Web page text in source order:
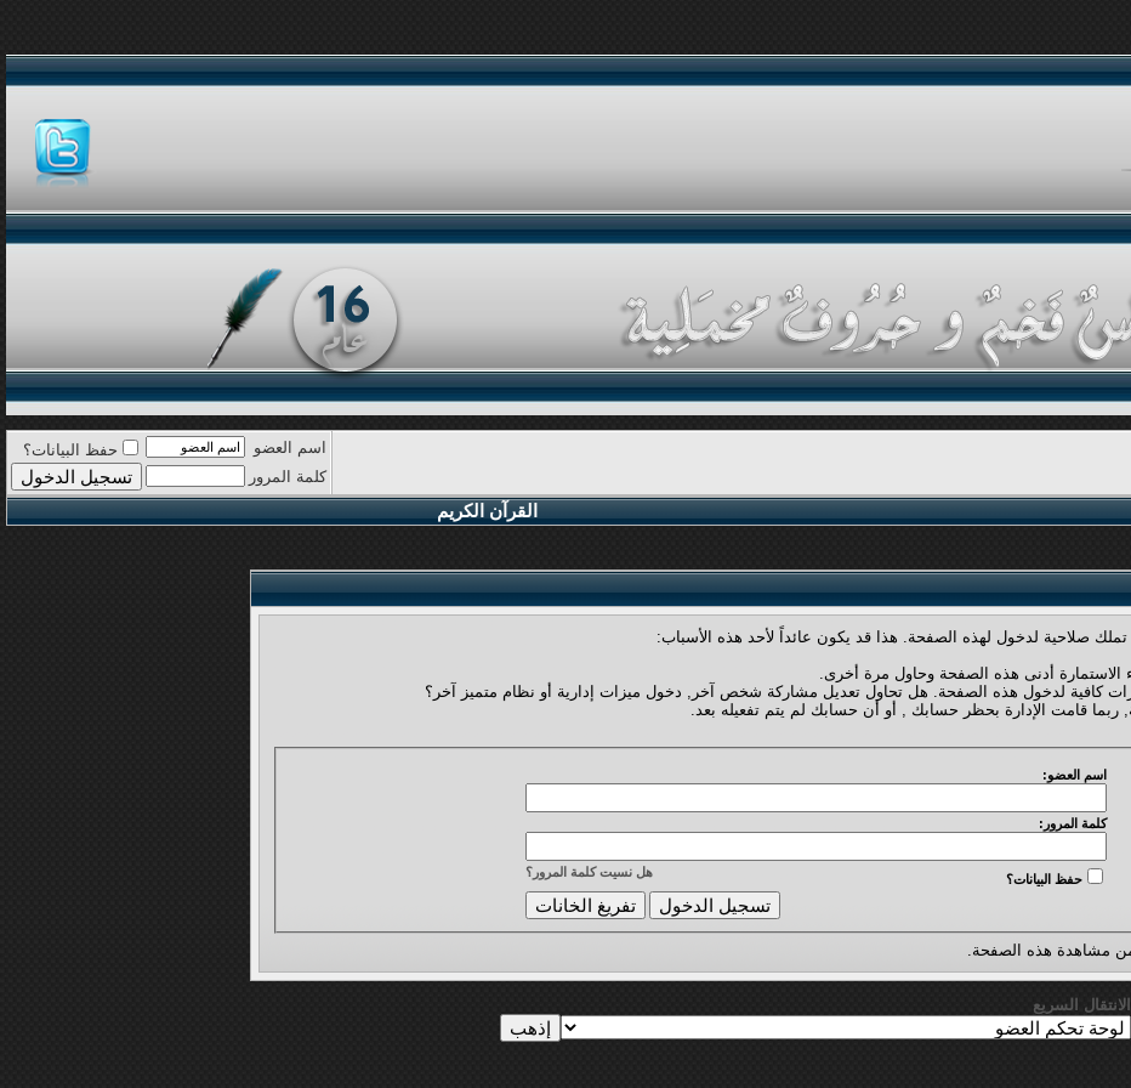
اسم العضو
حفظ البيانات؟
كلمة المرور
القرآن الكريم
صلاحية لدخول لهذه الصفحة. هذا قد يكون عائداً لأحد هذه الأسباب:
أدنى هذه الصفحة وحاول مرة أخرى.
كافية لدخول هذه الصفحة. هل تحاول تعديل مشاركة شخص آخر, دخول ميزات إدارية أو نظام متميز آخر؟
ربما قامت الإدارة بحظر حسابك , أو أن حسابك لم يتم تفعيله بعد.
اسم العضو:
كلمة المرور:
هل نسيت كلمة المرور؟ حفظ البيانات؟
مشاهدة هذه الصفحة.
الانتقال السريع